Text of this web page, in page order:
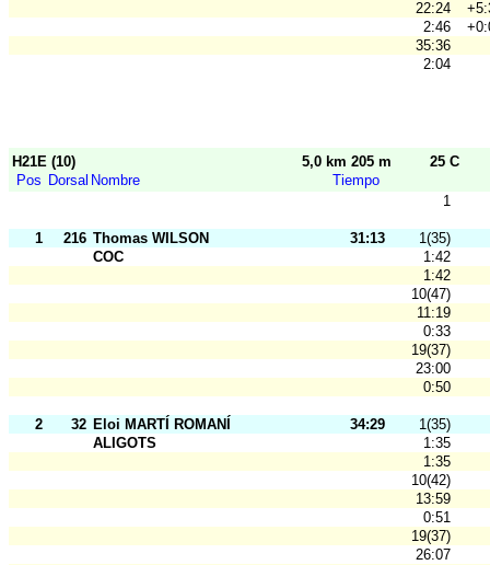
22:24
2:46
35:36
2:04
H21E (10) 5,0 km 205 m
25 C
Pos Dorsal Nombre
Tiempo
1
1 216 Thomas WILSON 31:13
1(35)
COC
1:42
1:42
10(47)
11:19
0:33
19(37)
23:00
0:50
2 32 Eloi MARTÍ ROMANÍ 34:29
1(35)
ALIGOTS
1:35
1:35
10(42)
13:59
0:51
19(37)
26:07